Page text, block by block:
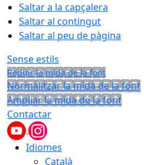
Saltar a la capçalera
Saltar al contingut
Saltar al peu de pàgina
Sense estils
Reduir la mida de la font
Normalitzar la mida de la font
Ampliar la mida de la font
Contactar
Idiomes
Català